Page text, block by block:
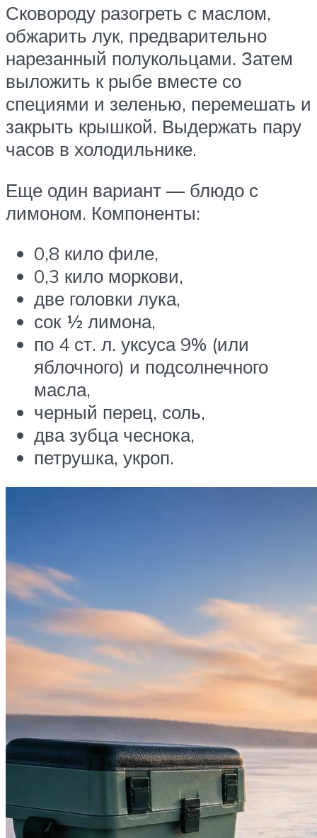
Сковороду разогреть с маслом,
обжарить лук, предварительно
нарезанный полукольцами. Затем
выложить к рыбе вместе со
специями и зеленью, перемешать и
закрыть крышкой. Выдержать пару
часов в холодильнике.
Еще один вариант — блюдо с
лимоном. Компоненты:
0,8 кило филе,
0,3 кило моркови,
две головки лука,
сок ½ лимона,
по 4 ст. л. уксуса 9% (или
яблочного) и подсолнечного
масла,
черный перец, соль,
два зубца чеснока,
петрушка, укроп.